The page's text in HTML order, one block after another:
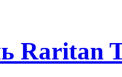
Raritan